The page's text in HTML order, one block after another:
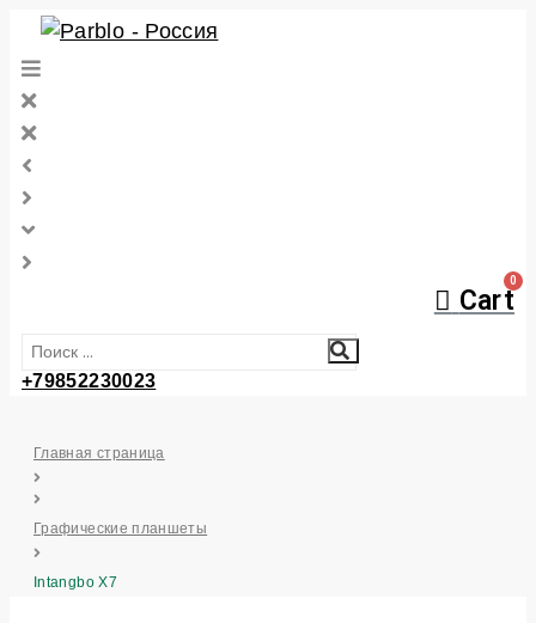
Перейти
контенту
Cart
+79852230023
Главная страница
Графические планшеты
Intangbo X7